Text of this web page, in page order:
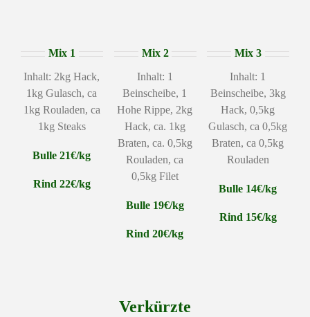
Mix 1
Inhalt: 2kg Hack,
1kg Gulasch, ca
1kg Rouladen, ca
1kg Steaks
Bulle 21€/kg
Rind 22€/kg
Mix 2
Inhalt: 1
Beinscheibe, 1
Hohe Rippe, 2kg
Hack, ca. 1kg
Braten, ca. 0,5kg
Rouladen, ca
0,5kg Filet
Bulle 19€/kg
Rind 20€/kg
Mix 3
Inhalt: 1
Beinscheibe, 3kg
Hack, 0,5kg
Gulasch, ca 0,5kg
Braten, ca 0,5kg
Rouladen
Bulle 14€/kg
Rind 15€/kg
Verkürzte